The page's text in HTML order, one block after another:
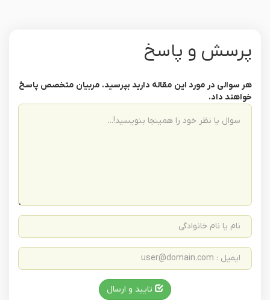
پرسش و پاسخ
هر سوالی در مورد این مقاله دارید بپرسید. مربیان متخصص پاسخ
خواهند داد.